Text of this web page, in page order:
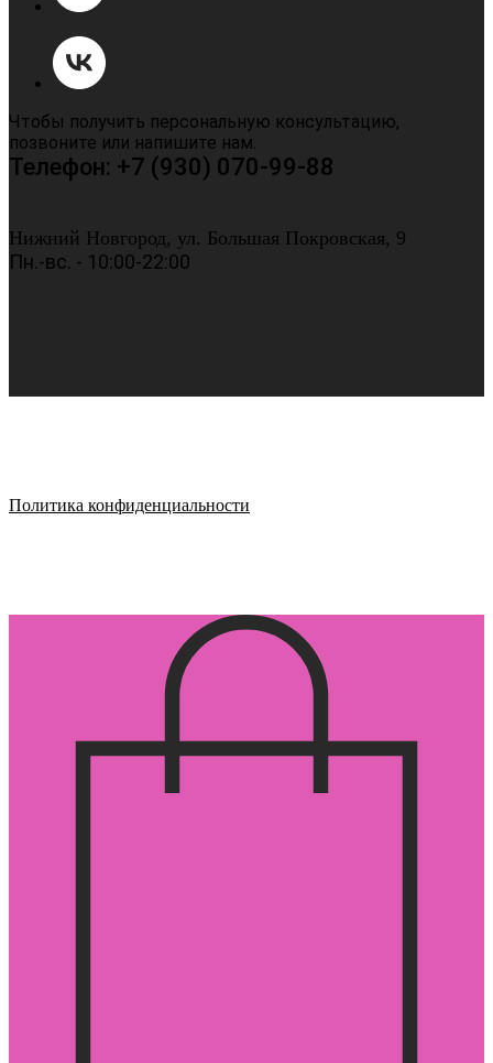
Чтобы получить персональную консультацию,
позвоните или напишите нам.
Телефон: +7 (930) 070-99-88
Нижний Новгород, ул. Большая Покровская, 9
Пн.-вс. - 10:00-22:00
Политика конфиденциальности